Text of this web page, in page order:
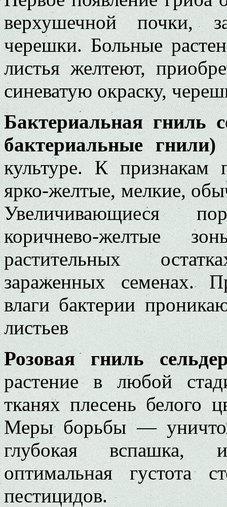
верхушечной почки,
черешки. Больные
листья желтеют,
синеватую окраску,
Бактериальная гниль
бактериальные гнили)
культуре. К признакам
ярко-желтые, мелкие,
Увеличивающиеся
коричнево-желтые
растительных
зараженных семенах.
влаги бактерии
листьев
Розовая гниль
растение в любой
тканях плесень белого
Меры борьбы —
глубокая вспашка,
оптимальная густота
пестицидов.